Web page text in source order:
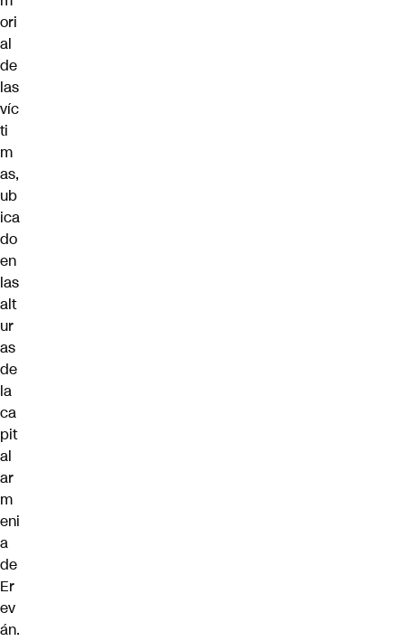
ori
al
de
las
víc
ti
m
as,
ub
ica
do
en
las
alt
ur
as
de
la
ca
pit
al
ar
m
eni
a
de
Er
ev
án.